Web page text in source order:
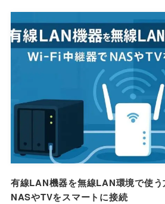
有線LAN機器を無線LAN環境で使
NASやTVをスマートに接続